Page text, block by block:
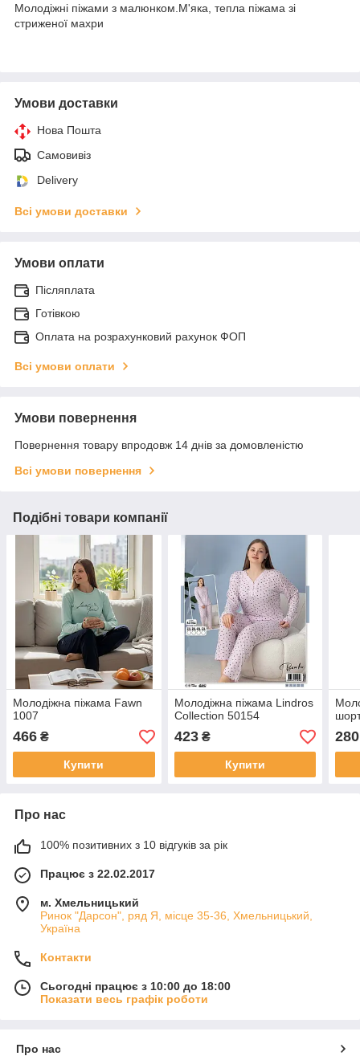
Молодіжні піжами з малюнком.М'яка, тепла піжама зі
стриженої махри
Умови доставки
Нова Пошта
Самовивіз
Delivery
Всі умови доставки
Умови оплати
Післяплата
Готівкою
Оплата на розрахунковий рахунок ФОП
Всі умови оплати
Умови повернення
Повернення товару впродовж 14 днів за домовленістю
Всі умови повернення
Подібні товари компанії
Молодіжна піжама Fawn
1007
466 ₴
Купити
Молодіжна піжама Lindros
Collection 50154
423₴
Купити
280
Про нас
100% позитивних з 10 відгуків за рік
Працює з 22.02.2017
м. Хмельницький
Ринок "Дарсон", ряд Я, місце 35-36, Хмельницький,
Україна
Контакти
Сьогодні працює з 10:00 до 18:00
Показати весь графік роботи
Про нас